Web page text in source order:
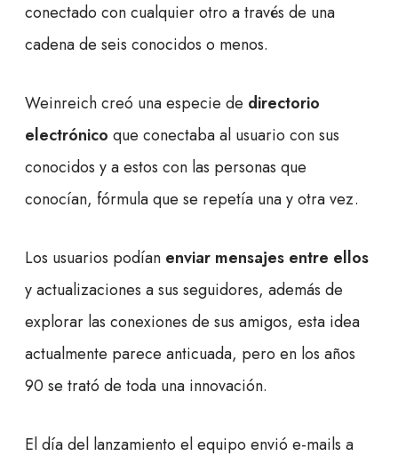
conectado con cualquier otro a través de una
cadena de seis conocidos o menos.
Weinreich creó una especie de directorio
electrónico que conectaba al usuario con sus
conocidos y a estos con las personas que
conocían, fórmula que se repetía una y otra vez.
Los usuarios podían enviar mensajes entre ellos
y actualizaciones a sus seguidores, además de
explorar las conexiones de sus amigos, esta idea
actualmente parece anticuada, pero en los años
90 se trató de toda una innovación.
El día del lanzamiento el equipo envió e-mails a